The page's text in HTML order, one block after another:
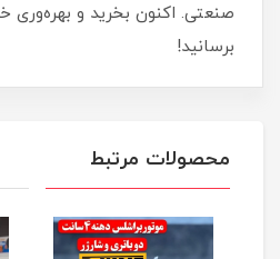
صنعتی. اکنون بخرید و بهره‌وری
برسانید!
محصولات مرتبط